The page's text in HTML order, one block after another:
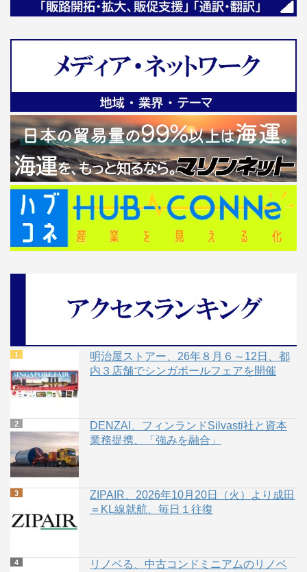
明治屋ストアー、26年８月６～12日、都
内３店舗でシンガポールフェアを開催
DENZAI、フィンランドSilvasti社と資本
業務提携、「強みを融合」
ZIPAIR、2026年10月20日（火）より成田
＝KL線就航、毎日１往復
リノベる、中古コンドミニアムのリノベ